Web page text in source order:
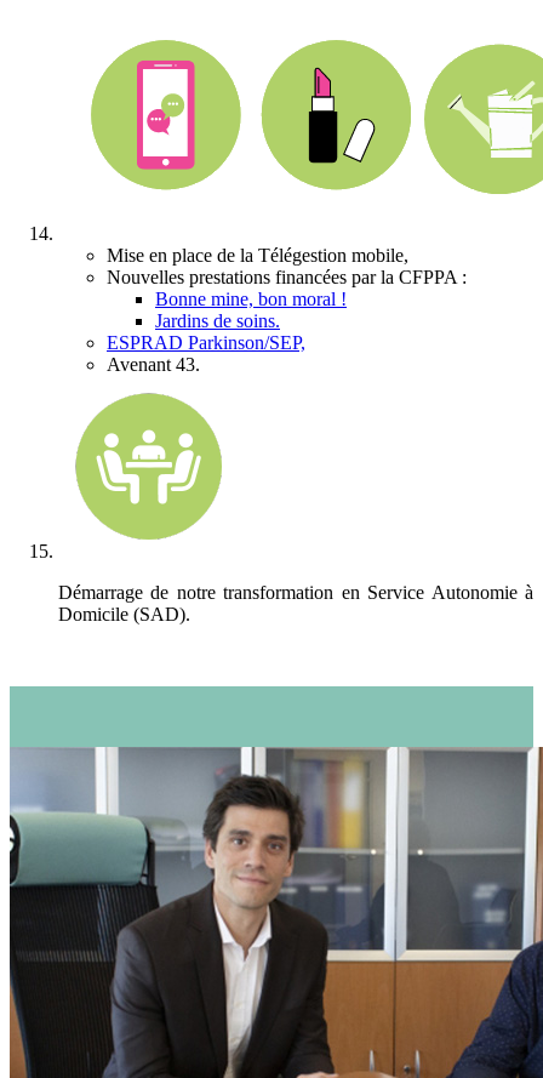
Mise en place de la Télégestion mobile,
Nouvelles prestations financées par la CFPPA :
Bonne mine, bon moral !
Jardins de soins.
ESPRAD Parkinson/SEP,
Avenant 43.
Démarrage de notre transformation en Service Autonomie à
Domicile (SAD).